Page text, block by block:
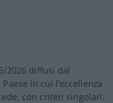
2026 diffusi dal
in cui l’eccellenza
con criteri singolari.